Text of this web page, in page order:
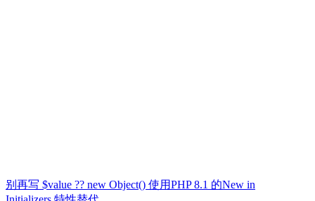
别再写 $value ?? new Object() 使用PHP 8.1 的New in